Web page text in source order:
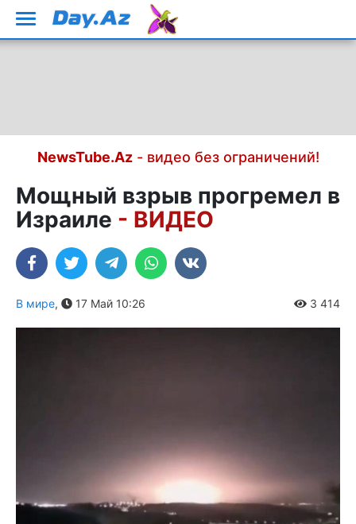
NewsTube.Az- видео без ограничений!
Мощный взрыв прогремел в
Израиле - ВИДЕО
В мире, 17 Май 10:26 3 414